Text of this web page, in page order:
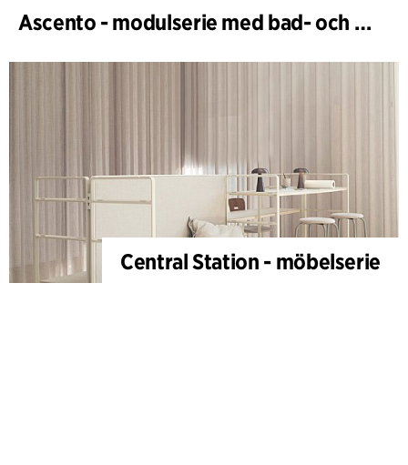
Ascento - modulserie med bad- och duschstolar
Central Station - möbelserie